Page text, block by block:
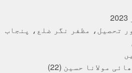
تحصیل، مظفر نگر ضلع، پنجاب
مولانا حسین (22)